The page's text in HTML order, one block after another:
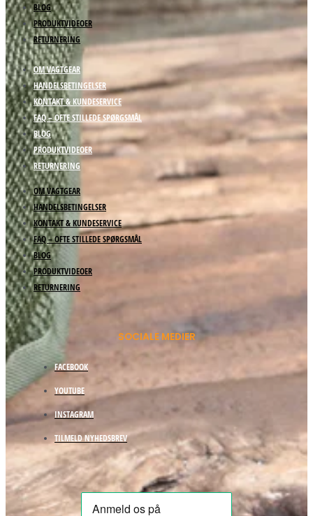
BLOG
PRODUKTVIDEOER
RETURNERING
OM VAGTGEAR
HANDELSBETINGELSER
KONTAKT & KUNDESERVICE
FAQ – OFTE STILLEDE SPØRGSMÅL
BLOG
PRODUKTVIDEOER
RETURNERING
OM VAGTGEAR
HANDELSBETINGELSER
KONTAKT & KUNDESERVICE
FAQ – OFTE STILLEDE SPØRGSMÅL
BLOG
PRODUKTVIDEOER
RETURNERING
SOCIALE MEDIER
FACEBOOK
YOUTUBE
INSTAGRAM
TILMELD NYHEDSBREV